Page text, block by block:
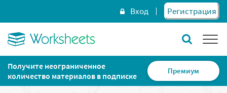
Вход Регистрация
Получите неограниченное
количество материалов в подписке
Премиум